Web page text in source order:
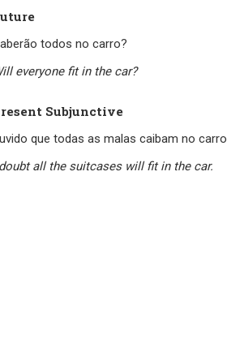
todos no carro?
everyone fit in the car?
Subjunctive
que todas as malas caibam no carro.
all the suitcases will fit in the car.